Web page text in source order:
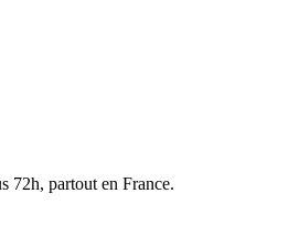
72h, partout en France.